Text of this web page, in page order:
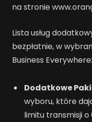
na stronie
Lista usług
bezpłatnie, w
Business Everywhere:
Dodatkowe
wyboru, które
limitu transmisji o